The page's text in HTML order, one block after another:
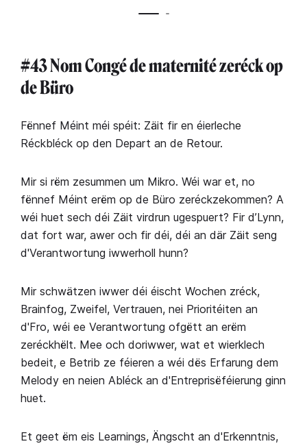
#43 Nom Congé de maternité zeréck op
de Büro
Fënnef Méint méi spéit: Zäit fir en éierleche
Réckbléck op den Depart an de Retour.
Mir si rëm zesummen um Mikro. Wéi war et, no
fënnef Méint erëm op de Büro zeréckzekommen? A
wéi huet sech déi Zäit virdrun ugespuert? Fir d’Lynn,
dat fort war, awer och fir déi, déi an där Zäit seng
d'Verantwortung iwwerholl hunn?
Mir schwätzen iwwer déi éischt Wochen zréck,
Brainfog, Zweifel, Vertrauen, nei Prioritéiten an
d'Fro, wéi ee Verantwortung ofgëtt an erëm
zeréckhëlt. Mee och doriwwer, wat et wierklech
bedeit, e Betrib ze féieren a wéi dës Erfarung dem
Melody en neien Abléck an d'Entreprisëféierung ginn
huet.
Et geet ëm eis Learnings, Ängscht an d'Erkenntnis,